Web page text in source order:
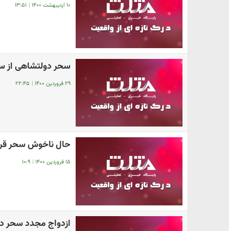
۱۰ اردیبهشت ۱۴۰۰ | ۱۳:۵۱
سحر دولتشاهی از
۲۹ فروردین ۱۴۰۰ | ۲۲:۴۵
حال ناخوش سحر
۱۵ فروردین ۱۴۰۰ | ۱۰:۹
ازدواج مجدد